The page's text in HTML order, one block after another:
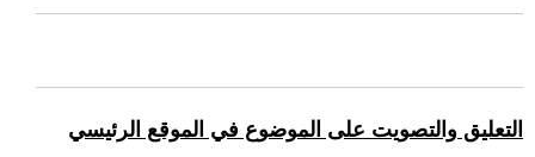
التعليق والتصويت على الموضوع في الموقع الرئيسي